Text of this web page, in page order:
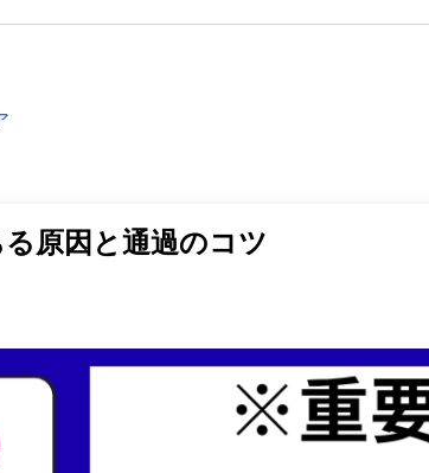
原因と通過のコツ